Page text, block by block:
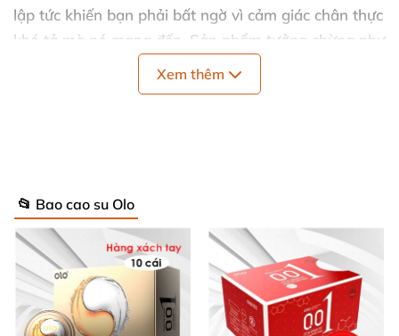
lập tức khiến bạn phải bất ngờ vì cảm giác chân thực
khó tả mà nó mang đến . Sản phẩm tưởng chừng như
dính “tệp” vào “cậu em”
, đem đến cảm giác thoải
, không hề bó rít cho người dùng.
Tính năng nổi bật nhất
của bao cao su kéo dài thời
gian OLO 0.01 Đồng Hồ Xanh hiển nhiên là khả năng
kéo dài thời gian cho nam giới. Bằng cách bổ sung
5% Benzocain
, sản phẩm
sẽ giúp nam giới kiểm soát
thời điểm xuất tinh tốt hơn
mà không làm giảm
Xem thêm
📂 Bao cao su Olo